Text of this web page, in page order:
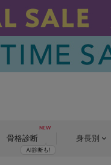
骨格診断 身長別